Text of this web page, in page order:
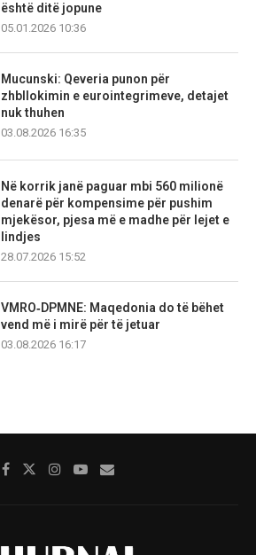
është ditë jopune
05.01.2026 10:36
Mucunski: Qeveria punon për
zhbllokimin e eurointegrimeve, detajet
nuk thuhen
03.08.2026 16:35
Në korrik janë paguar mbi 560 milionë
denarë për kompensime për pushim
mjekësor, pjesa më e madhe për lejet e
lindjes
28.07.2026 15:52
VMRO‑DPMNE: Maqedonia do të bëhet
vend më i mirë për të jetuar
03.08.2026 16:17